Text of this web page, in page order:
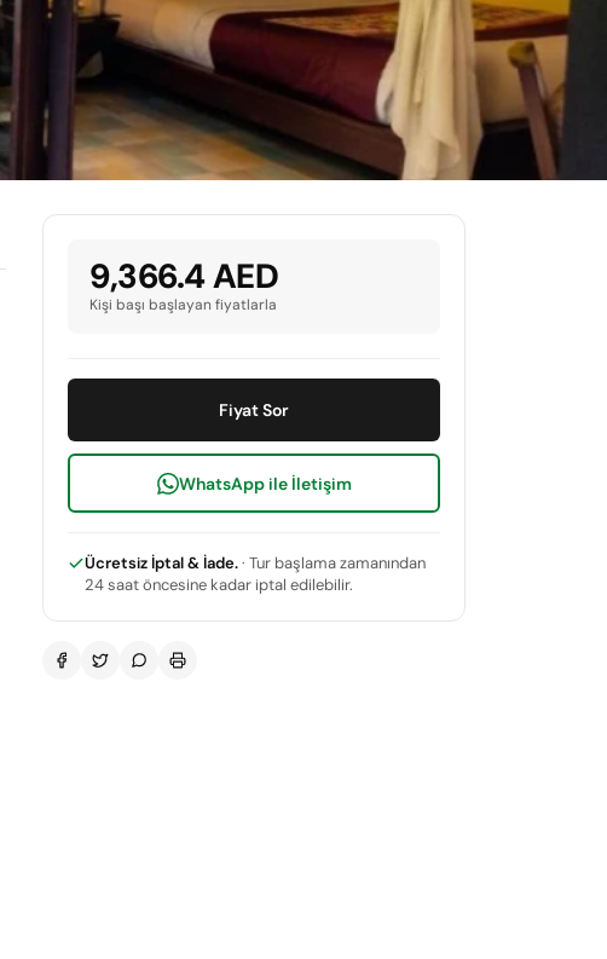
9,366.4 AED
Kişi başı başlayan fiyatlarla
Fiyat Sor
WhatsApp ile İletişim
Ücretsiz İptal & İade.· Tur başlama zamanından
24 saat öncesine kadar iptal edilebilir.